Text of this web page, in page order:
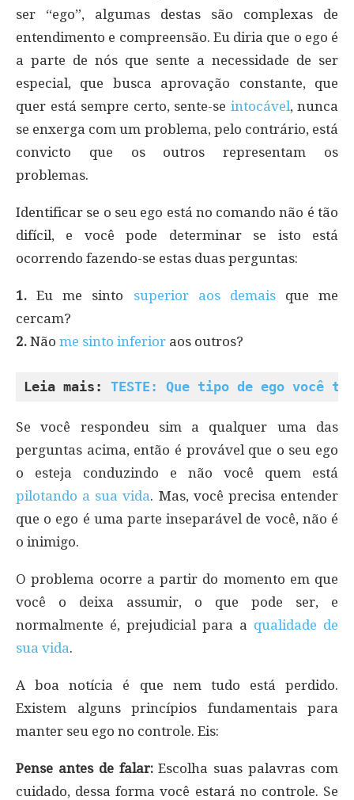
ser “ego”, algumas destas são complexas de
entendimento e compreensão. Eu diria que o ego é
a parte de nós que sente a necessidade de ser
especial, que busca aprovação constante, que
quer está sempre certo, sente-se intocável, nunca
se enxerga com um problema, pelo contrário, está
convicto que os outros representam os
problemas.
Identificar se o seu ego está no comando não é tão
difícil, e você pode determinar se isto está
ocorrendo fazendo-se estas duas perguntas:
1. Eu me sinto superior aos demaisque me
cercam?
2. Não me sinto inferior aos outros?
Leia mais: TESTE: Que tipo de ego você
Se você respondeu sim a qualquer uma das
perguntas acima, então é provável que o seu ego
o esteja conduzindo e não você quem está
pilotando a sua vida. Mas, você precisa entender
que o ego é uma parte inseparável de você, não é
o inimigo.
O problema ocorre a partir do momento em que
você o deixa assumir, o que pode ser, e
normalmente é, prejudicial para a qualidade de
sua vida.
A boa notícia é que nem tudo está perdido.
Existem alguns princípios fundamentais para
manter seu ego no controle. Eis:
Pense antes de falar:Escolha suas palavras com
cuidado, dessa forma você estará no controle. Se